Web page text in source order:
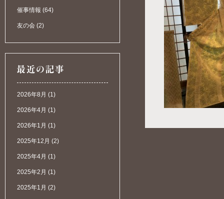
催事情報 (64)
友の会 (2)
2026年8月 (1)
2026年4月 (1)
2026年1月 (1)
2025年12月 (2)
2025年4月 (1)
2025年2月 (1)
2025年1月 (2)